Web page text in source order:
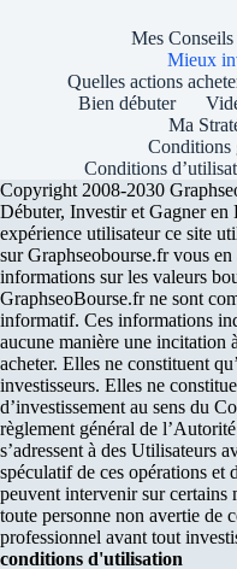
Mes Conseils
Mieux
Quelles actions
Bien débuter
Ma
Conditions
Conditions
Copyright 2008-2030
Débuter, Investir et Gagner
expérience utilisateur ce site
sur Graphseobourse.fr vous
informations sur les valeurs
GraphseoBourse.fr ne sont
informatif. Ces informations
aucune manière une incitation
acheter. Elles ne constituent
investisseurs. Elles ne
d’investissement au sens du
règlement général de
s’adressent à des Utilisateurs
spéculatif de ces opérations et
peuvent intervenir sur certains
toute personne non avertie de
professionnel avant tout
conditions d'utilisation